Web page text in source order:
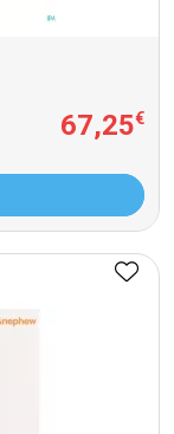
67,25€